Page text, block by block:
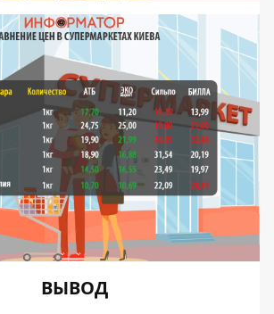
ВЫВОД